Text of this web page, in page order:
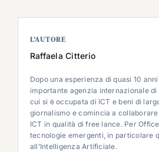
L’AUTORE
Raffaela Citterio
Dopo una esperienza di quasi 10
importante agenzia internazionale
cui si è occupata di ICT e beni di
giornalismo e comincia a
ICT in qualità di free lance. Per
tecnologie emergenti, in particolare
all’Intelligenza Artificiale.